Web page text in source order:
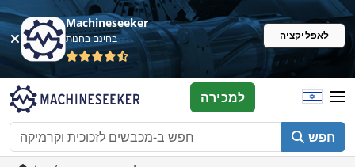
Machineseeker
בחינם בחנות לאפליקציה
חפש
למכירה